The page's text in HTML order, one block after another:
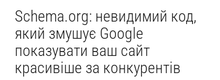
Schema.org: невидимий код,
який змушує Google
показувати ваш сайт
красивіше за конкурентів